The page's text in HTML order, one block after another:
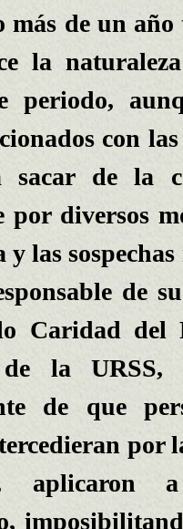
más de un
la
periodo,
con
sacar de la
por diversos
y las
de
Caridad del
de la
de que
por